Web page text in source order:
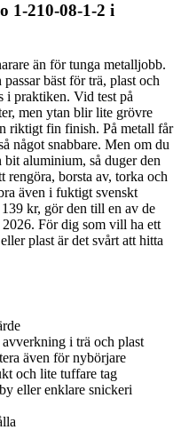
1-210-08-1-2 i
än för tunga metalljobb.
bäst för trä, plast och
i praktiken. Vid test på
men ytan blir lite grövre
riktigt fin finish. På metall får
något snabbare. Men om du
aluminium, så duger den
rengöra, borsta av, torka och
även i fuktigt svenskt
kr, gör den till en av de
För dig som vill ha ett
plast är det svårt att hitta
i trä och plast
även för nybörjare
och lite tuffare tag
eller enklare snickeri